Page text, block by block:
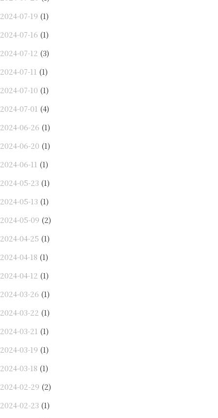
2024-07-19 (1)
2024-07-16 (1)
2024-07-12 (3)
2024-07-11 (1)
2024-07-10 (1)
2024-07-01 (4)
2024-06-26 (1)
2024-06-20 (1)
2024-06-11 (1)
2024-05-23 (1)
2024-05-13 (1)
2024-05-09 (2)
2024-04-25 (1)
2024-04-18 (1)
2024-04-12 (1)
2024-03-26 (1)
2024-03-22 (1)
2024-03-21 (1)
2024-03-19 (1)
2024-03-18 (1)
2024-02-29 (2)
2024-02-23 (1)